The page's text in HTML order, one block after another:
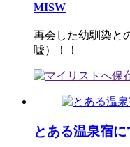
MISW
再会した幼馴染と
嘘）！！
とある温泉宿に